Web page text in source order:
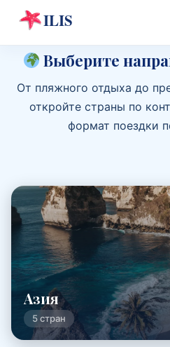
Выберите
От пляжного отдыха до
откройте страны по
формат поездки
Азия
5 стран